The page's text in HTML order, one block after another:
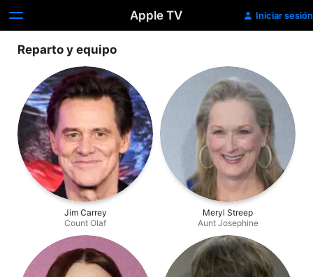
Apple TV Iniciar sesión
Reparto y equipo
Jim Carrey
Count Olaf
Meryl Streep
Aunt Josephine